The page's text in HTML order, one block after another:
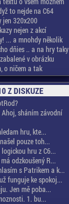
to nejde na C64
jen 320x200
nejen z akcí
... a mnohdy několik
dňies .. a na hry taky
v obrázku
o ničem a tak
Z DISKUZE
sháním závodní
hru, kte...
pouze toh...
hru z C6...
odzkoušený R...
s Patrikem a k...
funguje ke spokoj...
Jen mě poba...
1. bu...